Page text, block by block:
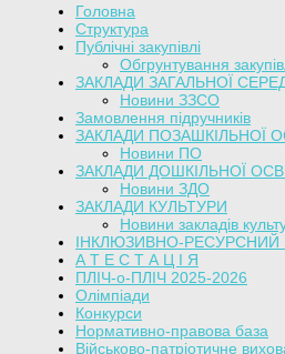
Головна
Структура
Публічні закупівлі
Обгрунтування
ЗАКЛАДИ ЗАГАЛЬНОЇ
Новини ЗЗСО
Замовлення підручників
ЗАКЛАДИ ПОЗАШКІЛЬНОЇ
Новини ПО
ЗАКЛАДИ ДОШКІЛЬНОЇ
Новини ЗДО
ЗАКЛАДИ КУЛЬТУРИ
Новини закладів
ІНКЛЮЗИВНО-РЕСУРСНИЙ
А Т Е С Т А Ц І Я
ПЛІЧ-о-ПЛІЧ 2025-2026
Олімпіади
Конкурси
Нормативно-правова база
Військово-патріотичне